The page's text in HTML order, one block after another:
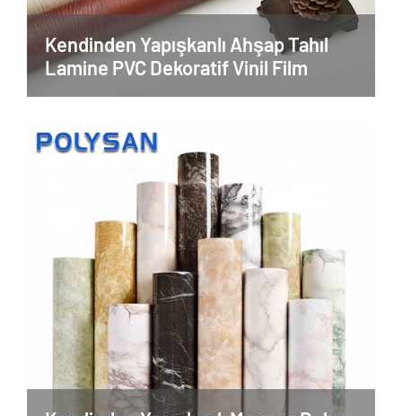
Kendinden Yapışkanlı Ahşap Tahıl
Lamine PVC Dekoratif Vinil Film